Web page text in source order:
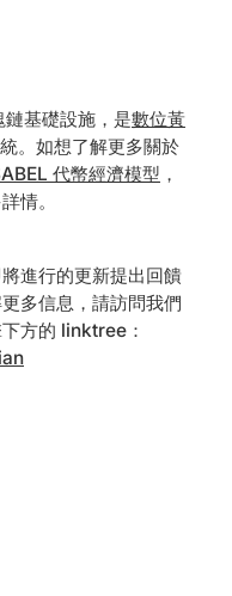
基礎設施，是數位黃
。如想了解更多關於
代幣經濟模型 ，
情。
進行的更新提出回饋
多信息，請訪問我們
方的 linktree：